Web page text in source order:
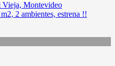
Vieja, Montevideo
2 ambientes, estrena !!